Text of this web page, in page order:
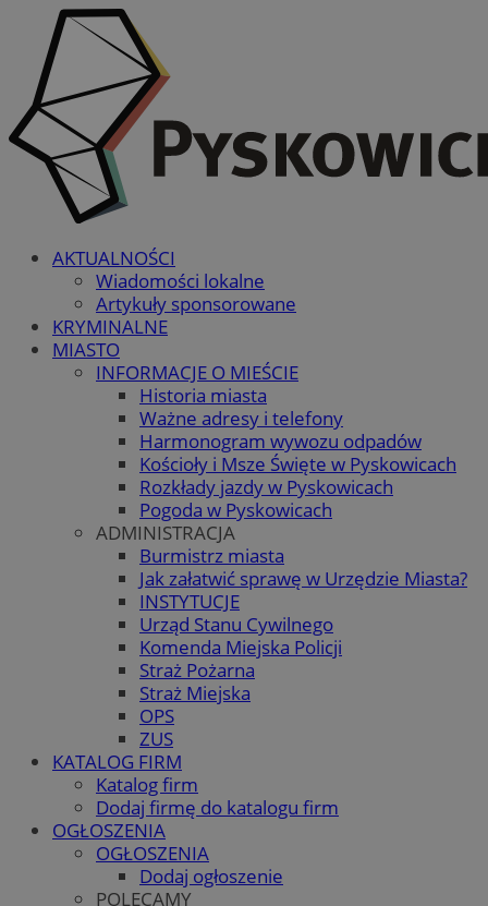
AKTUALNOŚCI
Wiadomości lokalne
Artykuły sponsorowane
KRYMINALNE
MIASTO
INFORMACJE O MIEŚCIE
Historia miasta
Ważne adresy i telefony
Harmonogram wywozu odpadów
Kościoły i Msze Święte w Pyskowicach
Rozkłady jazdy w Pyskowicach
Pogoda w Pyskowicach
ADMINISTRACJA
Burmistrz miasta
Jak załatwić sprawę w Urzędzie Miasta?
INSTYTUCJE
Urząd Stanu Cywilnego
Komenda Miejska Policji
Straż Pożarna
Straż Miejska
OPS
ZUS
KATALOG FIRM
Katalog firm
Dodaj firmę do katalogu firm
OGŁOSZENIA
OGŁOSZENIA
Dodaj ogłoszenie
POLECAMY